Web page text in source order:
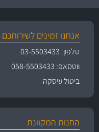
אנחנו זמינים לשירותכם
טלפון: 03-5503433
ווטסאפ: 058-5503433
ביטול עיסקה
החנות המקוונת